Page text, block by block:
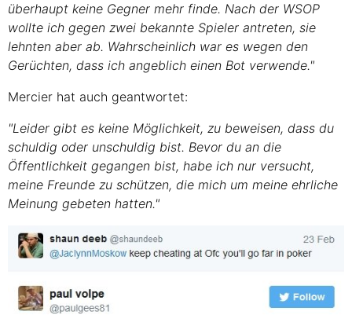
überhaupt keine Gegner mehr finde. Nach der WSOP
wollte ich gegen zwei bekannte Spieler antreten, sie
lehnten aber ab. Wahrscheinlich war es wegen den
Gerüchten, dass ich angeblich einen Bot verwende."
Mercier hat auch geantwortet:
"Leider gibt es keine Möglichkeit, zu beweisen, dass du
schuldig oder unschuldig bist. Bevor du an die
Öffentlichkeit gegangen bist, habe ich nur versucht,
meine Freunde zu schützen, die mich um meine ehrliche
Meinung gebeten hatten."